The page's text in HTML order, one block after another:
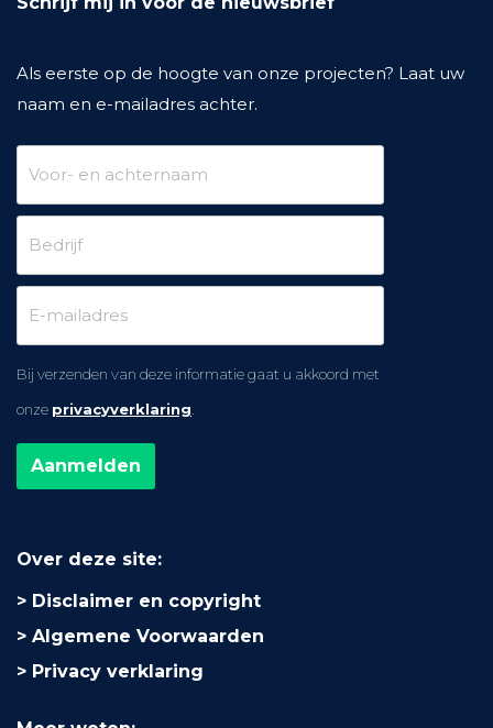
Als eerste op de hoogte van onze projecten? Laat uw
naam en e-mailadres achter.
Bij verzenden van deze informatie gaat u akkoord met
onze privacyverklaring
Over deze site:
Disclaimer en copyright
Algemene Voorwaarden
Privacy verklaring